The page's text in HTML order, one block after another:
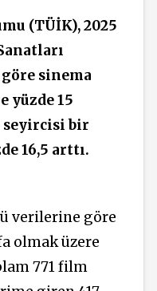
(TÜİK), 2025
sinema
yüzde 15
seyircisi bir
16,5 arttı.
verilerine göre
olmak üzere
771 film